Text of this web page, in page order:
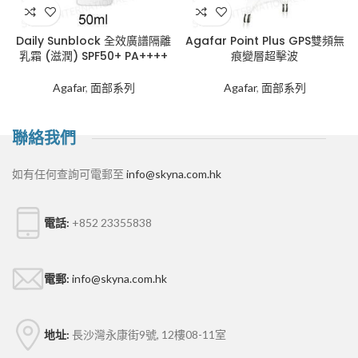
Daily Sunblock 全效廣譜隔離
乳霜 (滋潤) SPF50+ PA++++
Agafar, 面部系列
Agafar Point Plus GPS雙頻無
痕變層超擊波
Agafar, 面部系列
聯絡我們
如有任何查詢可電郵至 info@skyna.com.hk
電話: +852 23355838
電郵: info@skyna.com.hk
地址: 長沙灣永康街9號, 12樓08-11室